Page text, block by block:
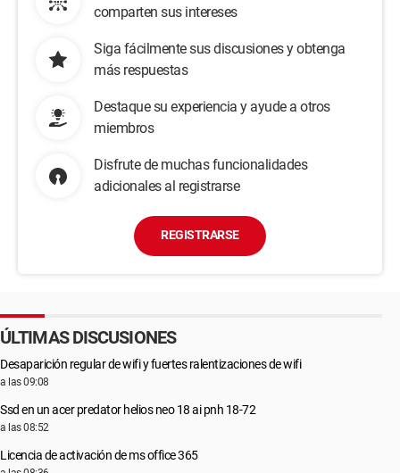
comparten sus intereses
Siga fácilmente sus discusiones y obtenga
más respuestas
Destaque su experiencia y ayude a otros
miembros
Disfrute de muchas funcionalidades
adicionales al registrarse
REGISTRARSE
ÚLTIMAS DISCUSIONES
Desaparición regular de wifi y fuertes ralentizaciones de wifi
a las 09:08
Ssd en un acer predator helios neo 18 ai pnh 18-72
a las 08:52
Licencia de activación de ms office 365